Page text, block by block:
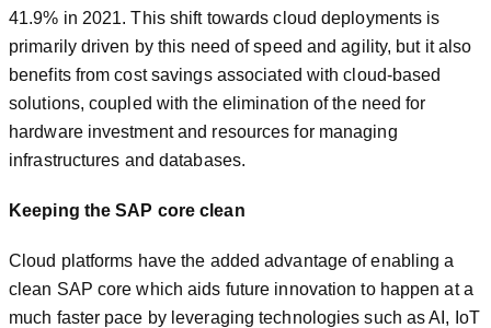
41.9% in 2021. This shift towards cloud deployments is
primarily driven by this need of speed and agility, but it also
benefits from cost savings associated with cloud-based
solutions, coupled with the elimination of the need for
hardware investment and resources for managing
infrastructures and databases.
Keeping the SAP core clean
Cloud platforms have the added advantage of enabling a
clean SAP core which aids future innovation to happen at a
much faster pace by leveraging technologies such as AI, IoT